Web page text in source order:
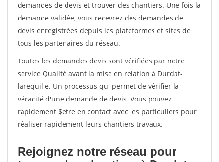
demandes de devis et trouver des chantiers. Une fois la
demande validée, vous recevrez des demandes de
devis enregistrées depuis les plateformes et sites de
tous les partenaires du réseau.
Toutes les demandes devis sont vérifiées par notre
service Qualité avant la mise en relation à Durdat-
larequille. Un processus qui permet de vérifier la
véracité d'une demande de devis. Vous pouvez
rapidement $etre en contact avec les particuliers pour
réaliser rapidement leurs chantiers travaux.
Rejoignez notre réseau pour